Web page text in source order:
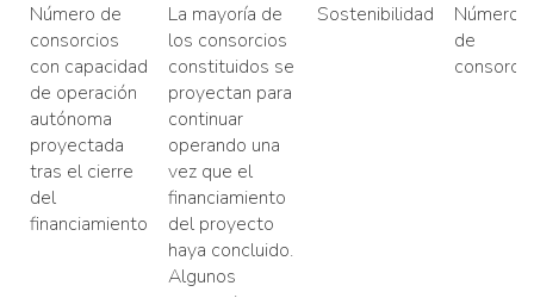
Número de
consorcios
con capacidad
de operación
autónoma
proyectada
tras el cierre
del
financiamiento
La mayoría de
los consorcios
constituidos se
proyectan para
continuar
operando una
vez que el
financiamiento
del proyecto
haya concluido.
Algunos
Sostenibilidad
Número
de